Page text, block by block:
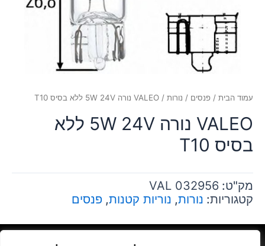
עמוד הבית / פנסים / נורות / VALEO נורה 5W 24V ללא בסיס T10
VALEO נורה 5W 24V ללא
בסיס T10
מק"ט: VAL 032956
קטגוריות: נורות, נוריות קטנות, פנסים